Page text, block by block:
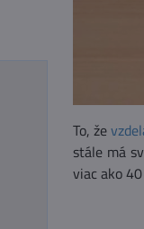
To, že
stále má
viac ako